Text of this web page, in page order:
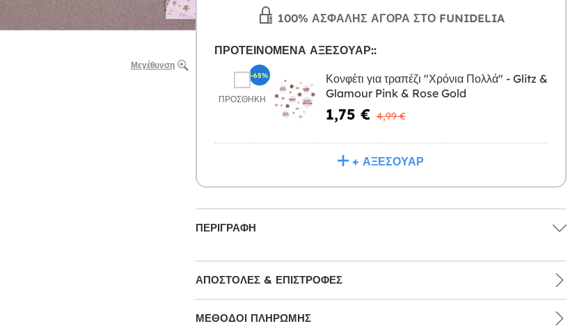
Μεγέθυνση
100% ΑΣΦΑΛΉΣ ΑΓΟΡΆ ΣΤΟ FUNIDELIA
ΠΡΟΤΕΙΝΌΜΕΝΑ ΑΞΕΣΟΥΆΡ::
ΠΡΟΣΘΉΚΗ
Κονφέτι για τραπέζι "Χρόνια Πολλά" - Glitz &
Glamour Pink & Rose Gold
1,75 € 4,99 €
-65%
+ ΑΞΕΣΟΥΆΡ
ΠΕΡΙΓΡΑΦΉ
ΑΠΟΣΤΟΛΈΣ & ΕΠΙΣΤΡΟΦΈΣ
ΜΕΘΌΔΟΙ ΠΛΗΡΩΜΉΣ